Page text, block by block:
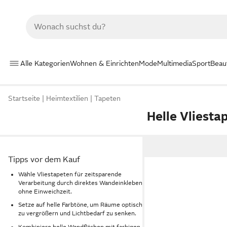
Alle KategorienWohnen & EinrichtenModeMultimediaSport
Startseite Heimtextilien Tapeten
Helle
Tipps vor dem Kauf
Wähle Vliestapeten für zeitsparende
Verarbeitung durch direktes Wandeinkleben
ohne Einweichzeit.
Setze auf helle Farbtöne, um Räume optisch
zu vergrößern und Lichtbedarf zu senken.